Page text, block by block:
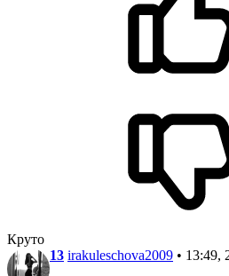
Круто
13 irakuleschova2009 • 13:49,